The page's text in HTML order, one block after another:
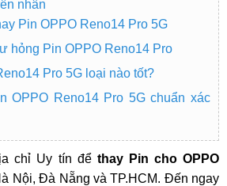
nhân
Pin OPPO Reno14 Pro 5G
hỏng Pin OPPO Reno14 Pro
Pro 5G loại nào tốt?
OPPO Reno14 Pro 5G chuẩn xác
chỉ Uy tín để thay Pin cho OPPO
Nội, Đà Nẵng và TP.HCM. Đến ngay